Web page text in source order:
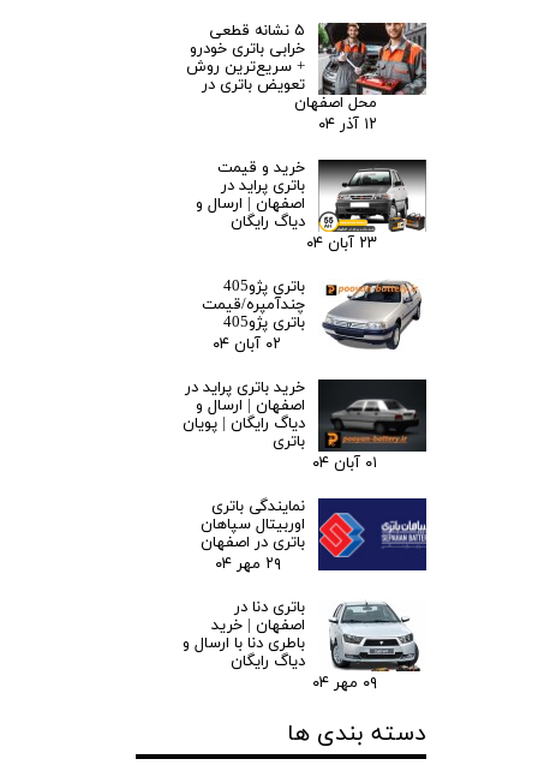
۵ نشانه قطعی
خرابی باتری خودرو
+ سریع‌ترین روش
تعویض باتری در
محل اصفهان
۱۲ آذر ۰۴
خرید و قیمت
باتری پراید در
اصفهان | ارسال و
دیاگ رایگان
۲۳ آبان ۰۴
باتری پژو405
چندآمپره/قیمت
باتری پژو405
۰۲ آبان ۰۴
خرید باتری پراید در
اصفهان | ارسال و
دیاگ رایگان | پویان
باتری
۰۱ آبان ۰۴
نمایندگی باتری
اوربیتال سپاهان
باتری در اصفهان
۲۹ مهر ۰۴
باتری دنا در
اصفهان | خرید
باطری دنا با ارسال و
دیاگ رایگان
۰۹ مهر ۰۴
دسته بندی ها